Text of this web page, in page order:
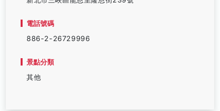
電話號碼
886-2-26729996
景點分類
其他